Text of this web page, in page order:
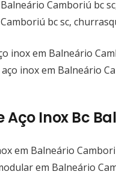
Camboriú bc
bc sc,
inox em Balneário
inox em Balneário
Inox Bc
em Balneário
em Balneário